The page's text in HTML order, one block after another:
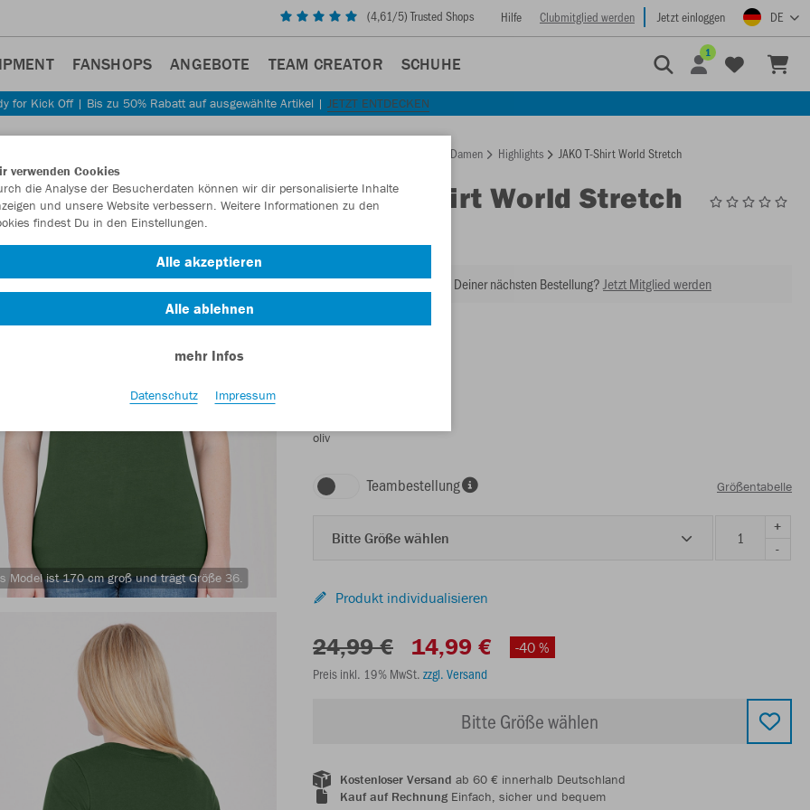
(4,61/5) Trusted Shops Hilfe Clubmitglied werden Jetzt einloggen DE
FANSHOPS ANGEBOTE TEAM CREATOR SCHUHE
1
for Kick Off | Bis zu 50% Rabatt auf ausgewählte Artikel | JETZT ENTDECKEN
Model ist 170 cm groß und trägt Größe 36.
Damen Highlights JAKO T-Shirt World Stretch
JAKOT-Shirt World Stretch
Lust auf 30% Rabatt bei Deiner nächsten Bestellung? Jetzt Mitglied werden
oliv
Teambestellung Größentabelle
Bitte Größe wählen
+
-
Produkt individualisieren
24,99 € 14,99 €
-40 %
Preis inkl. 19% MwSt. zzgl. Versand
Bitte Größe wählen
Kostenloser Versand ab 60 € innerhalb Deutschland
Kauf auf RechnungEinfach, sicher und bequem
verwenden Cookies
die Analyse der Besucherdaten können wir dir personalisierte Inhalte
und unsere Website verbessern. Weitere Informationen zu den
findest Du in den Einstellungen.
Alle akzeptieren
Alle ablehnen
mehr Infos
Datenschutz Impressum